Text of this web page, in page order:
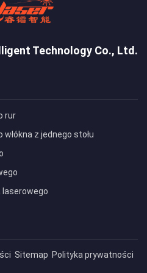
Technology Co., Ltd.
rur
z jednego stołu
Sitemap Polityka prywatności